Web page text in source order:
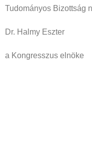
Tudományos Bizottság
Dr. Halmy Eszter
a Kongresszus elnöke